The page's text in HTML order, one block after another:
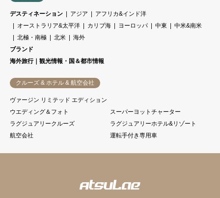
デスティネーション アジア
アフリカ&インド洋
オーストラリア&太平洋
カリブ海 ヨーロッパ 中東
中米&南米
北極・南極
北米
海外
ブランド
海外旅行｜観光情報・国＆都市情報
クルーズ & ホテル & 航空会社
ヴァージン リミテッド エディション
ウエディング＆フォト
スーパーヨットチャーター
ラグジュアリークルーズ
ラグジュアリーホテル&リゾート
航空会社
運転手付き専用車